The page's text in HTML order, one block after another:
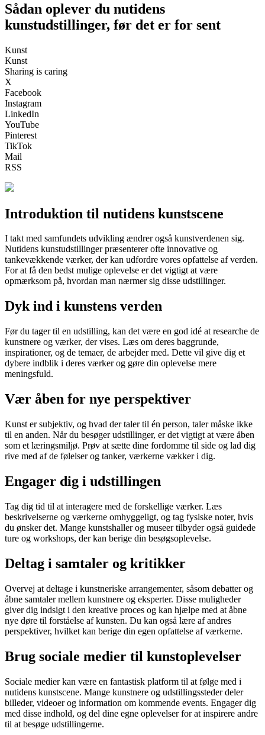
Sådan oplever du nutidens
kunstudstillinger, før det er for sent
Kunst
Kunst
Sharing is caring
X
Facebook
Instagram
LinkedIn
YouTube
Pinterest
TikTok
Mail
RSS
Introduktion til nutidens kunstscene
I takt med samfundets udvikling ændrer også kunstverdenen sig.
Nutidens kunstudstillinger præsenterer ofte innovative og
tankevækkende værker, der kan udfordre vores opfattelse af verden.
For at få den bedst mulige oplevelse er det vigtigt at være
opmærksom på, hvordan man nærmer sig disse udstillinger.
Dyk ind i kunstens verden
Før du tager til en udstilling, kan det være en god idé at researche de
kunstnere og værker, der vises. Læs om deres baggrunde,
inspirationer, og de temaer, de arbejder med. Dette vil give dig et
dybere indblik i deres værker og gøre din oplevelse mere
meningsfuld.
Vær åben for nye perspektiver
Kunst er subjektiv, og hvad der taler til én person, taler måske ikke
til en anden. Når du besøger udstillinger, er det vigtigt at være åben
som et læringsmiljø. Prøv at sætte dine fordomme til side og lad dig
rive med af de følelser og tanker, værkerne vækker i dig.
Engager dig i udstillingen
Tag dig tid til at interagere med de forskellige værker. Læs
beskrivelserne og værkerne omhyggeligt, og tag fysiske noter, hvis
du ønsker det. Mange kunstshaller og museer tilbyder også guidede
ture og workshops, der kan berige din besøgsoplevelse.
Deltag i samtaler og kritikker
Overvej at deltage i kunstneriske arrangementer, såsom debatter og
åbne samtaler mellem kunstnere og eksperter. Disse muligheder
giver dig indsigt i den kreative proces og kan hjælpe med at åbne
nye døre til forståelse af kunsten. Du kan også lære af andres
perspektiver, hvilket kan berige din egen opfattelse af værkerne.
Brug sociale medier til kunstoplevelser
Sociale medier kan være en fantastisk platform til at følge med i
nutidens kunstscene. Mange kunstnere og udstillingssteder deler
billeder, videoer og information om kommende events. Engager dig
med disse indhold, og del dine egne oplevelser for at inspirere andre
til at besøge udstillingerne.